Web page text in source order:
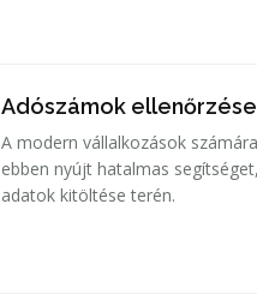
Adószámok
A modern vállalkozások
ebben nyújt hatalmas
adatok kitöltése terén.